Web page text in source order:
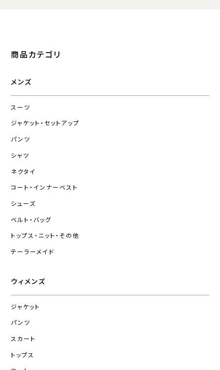
商品カテゴリ
メンズ
スーツ
ジャケット・セットアップ
パンツ
シャツ
ネクタイ
コート・インナーベスト
シューズ
ベルト・バッグ
トップス・ニット・その他
テーラーメイド
ウィメンズ
ジャケット
パンツ
スカート
トップス